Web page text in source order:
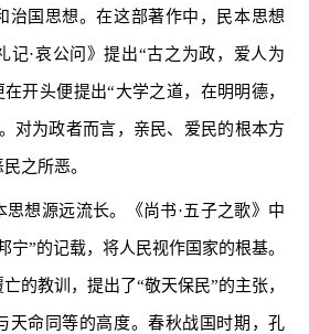
治国思想。在这部著作中，民本思想
记·哀公问》提出“古之为政，爱人为
开头便提出“大学之道，在明明德，
对为政者而言，亲民、爱民的根本方
之所恶。
思想源远流长。《尚书·五子之歌》中
宁”的记载，将人民视作国家的根基。
的教训，提出了“敬天保民”的主张，
天命同等的高度。春秋战国时期，孔